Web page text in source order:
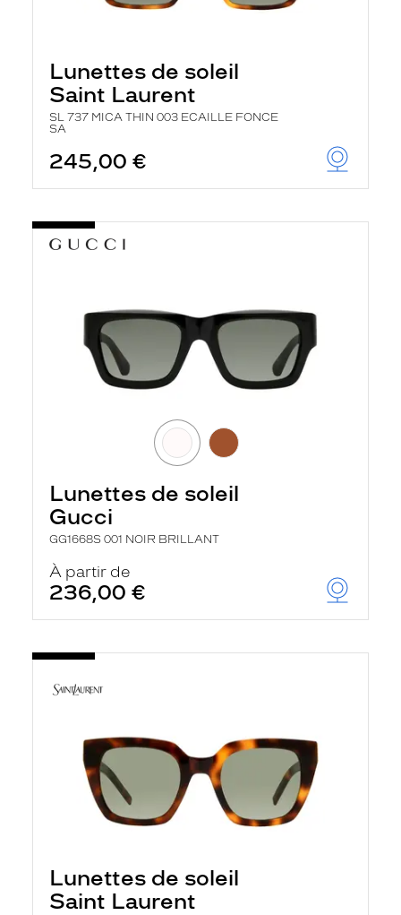
Lunettes de soleil
Saint Laurent
SL 737 MICA THIN 003 ECAILLE FONCE
SA
245,00 €
Lunettes de soleil
Gucci
GG1668S 001 NOIR BRILLANT
À partir de
236,00 €
Lunettes de soleil
Saint Laurent